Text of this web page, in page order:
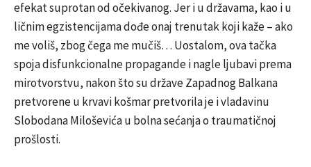
efekat suprotan od očekivanog. Jer i u državama, kao i u
ličnim egzistencijama dođe onaj trenutak koji kaže – ako
me voliš, zbog čega me mučiš… Uostalom, ova tačka
spoja disfunkcionalne propagande i nagle ljubavi prema
mirotvorstvu, nakon što su države Zapadnog Balkana
pretvorene u krvavi košmar pretvorila je i vladavinu
Slobodana Miloševića u bolna sećanja o traumatičnoj
prošlosti.